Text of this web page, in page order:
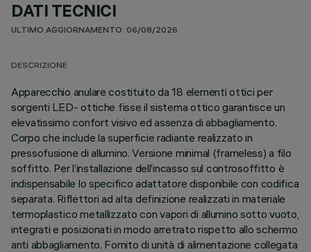
DATI TECNICI
ULTIMO AGGIORNAMENTO: 06/08/2026
DESCRIZIONE
Apparecchio anulare costituito da 18 elementi ottici per
sorgenti LED- ottiche fisse il sistema ottico garantisce un
elevatissimo confort visivo ed assenza di abbagliamento.
Corpo che include la superficie radiante realizzato in
pressofusione di allumino. Versione minimal (frameless) a filo
soffitto. Per l’installazione dell’incasso sul controsoffitto è
indispensabile lo specifico adattatore disponibile con codifica
separata. Riflettori ad alta definizione realizzati in materiale
termoplastico metallizzato con vapori di allumino sotto vuoto,
integrati e posizionati in modo arretrato rispetto allo schermo
anti abbagliamento. Fornito di unità di alimentazione collegata